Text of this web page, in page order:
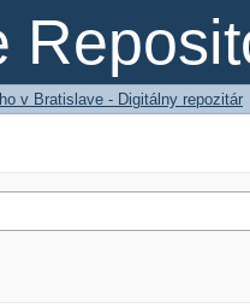
v Bratislave - Digitálny repozitár